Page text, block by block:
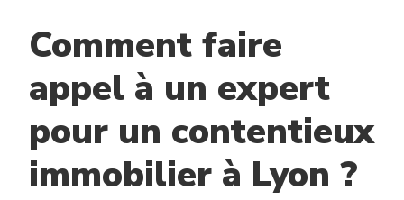
Comment faire
appel à un expert
pour un contentieux
immobilier à Lyon ?